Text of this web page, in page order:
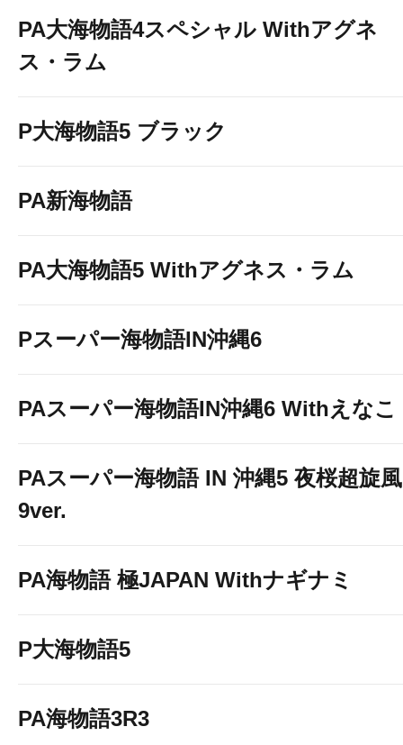
PA大海物語4スペシャル Withアグネ
ス・ラム
P大海物語5 ブラック
PA新海物語
PA大海物語5 Withアグネス・ラム
Pスーパー海物語IN沖縄6
PAスーパー海物語IN沖縄6 Withえなこ
PAスーパー海物語 IN 沖縄5 夜桜超旋
9ver.
PA海物語 極JAPAN Withナギナミ
P大海物語5
PA海物語3R3